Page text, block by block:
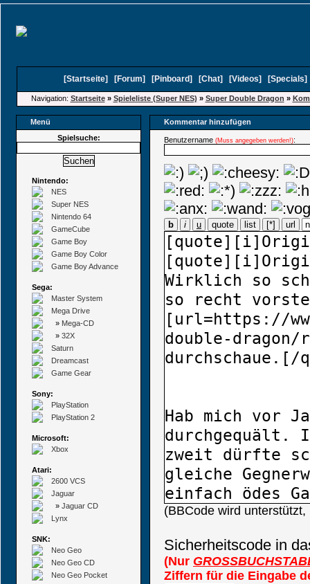
[Startseite] [Forum] [Pinboard] [Chat] [Videos] [Specials
Navigation: Startseite» Spieleliste (Super NES) » Super Double Dragon »
Menü
Kommentar hinzufügen
Spielsuche:
Nintendo:
NES
Super NES
Nintendo 64
GameCube
Game Boy
Game Boy Color
Game Boy Advance
Sega:
Master System
Mega Drive
» Mega-CD
» 32X
Saturn
Dreamcast
Game Gear
Sony:
PlayStation
PlayStation 2
Microsoft:
Xbox
Atari:
2600 VCS
Jaguar
» Jaguar CD
Lynx
SNK:
Neo Geo
Neo Geo CD
Neo Geo Pocket
Benutzername (Muss angegeben werden!):
b i u quote list [*] url
(BBCode wird
Sicherheitscode in
(Nur
Ziffern für die Eingabe